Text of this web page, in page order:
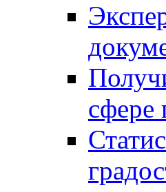
сфере